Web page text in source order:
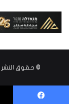
© حقوق النشر 2026، جميع الحقوق محفوظة |